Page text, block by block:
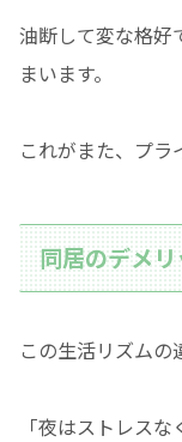
油断して変な格好
まいます。
これがまた、プラ
同居のデメ
この生活リズムの
「夜はストレス